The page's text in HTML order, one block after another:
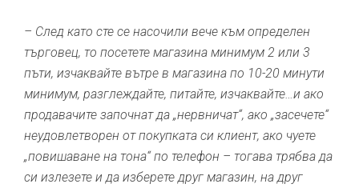
– След като сте се насочили вече към определен
търговец, то посетете магазина минимум 2 или 3
пъти, изчаквайте вътре в магазина по 10-20 минути
минимум, разглеждайте, питайте, изчаквайте…и ако
продавачите започнат да „нервничат“, ако „засечете“
неудовлетворен от покупката си клиент, ако чуете
„повишаване на тона“ по телефон – тогава трябва да
си излезете и да изберете друг магазин, на друг